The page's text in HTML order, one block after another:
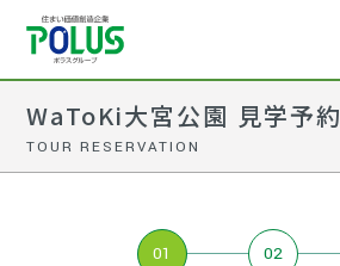
WaToKi大宮公園 見学予約
TOUR RESERVATION
01 02